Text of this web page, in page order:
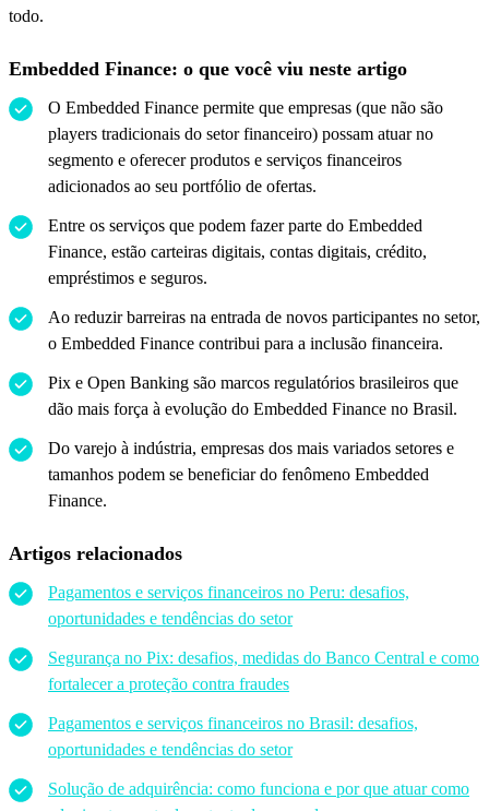
todo.
Embedded Finance: o que você viu neste artigo
O Embedded Finance permite que empresas (que não são
players tradicionais do setor financeiro) possam atuar no
segmento e oferecer produtos e serviços financeiros
adicionados ao seu portfólio de ofertas.
Entre os serviços que podem fazer parte do Embedded
Finance, estão carteiras digitais, contas digitais, crédito,
empréstimos e seguros.
Ao reduzir barreiras na entrada de novos participantes no setor,
o Embedded Finance contribui para a inclusão financeira.
Pix e Open Banking são marcos regulatórios brasileiros que
dão mais força à evolução do Embedded Finance no Brasil.
Do varejo à indústria, empresas dos mais variados setores e
tamanhos podem se beneficiar do fenômeno Embedded
Finance.
Artigos relacionados
Pagamentos e serviços financeiros no Peru: desafios,
oportunidades e tendências do setor
Segurança no Pix: desafios, medidas do Banco Central e como
fortalecer a proteção contra fraudes
Pagamentos e serviços financeiros no Brasil: desafios,
oportunidades e tendências do setor
Solução de adquirência: como funciona e por que atuar como